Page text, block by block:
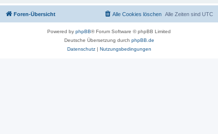
Foren-Übersicht Alle Zeiten sind UTC
Alle Cookies löschen
Powered by phpBB® Forum Software © phpBB Limited
Deutsche Übersetzung durch phpBB.de
Datenschutz| Nutzungsbedingungen